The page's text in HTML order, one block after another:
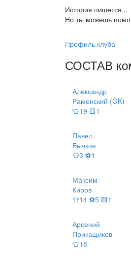
История пишется...
Но ты можешь
Профиль клуба
СОСТАВ
Александр
Раменский (GK)
👕19 🟨1
Павел
Бычков
👕3 ⚽1
Максим
Киров
👕14 ⚽5 🟨1
Арсений
Прикащиков
👕18